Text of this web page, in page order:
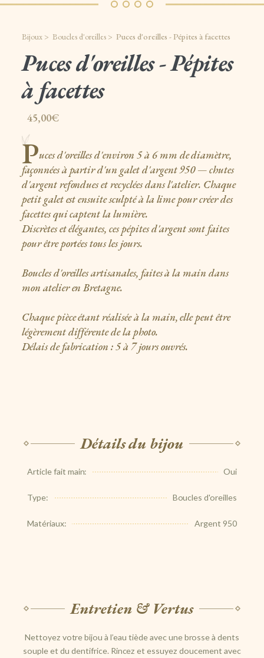
Bijoux > Boucles d'oreilles > Puces d'oreilles - Pépites à facettes
Puces d'oreilles - Pépites
à facettes
45,00€
Puces d'oreilles d'environ 5 à 6 mm de diamètre,
façonnées à partir d'un galet d'argent 950 — chutes
d'argent refondues et recyclées dans l'atelier. Chaque
petit galet est ensuite sculpté à la lime pour créer des
facettes qui captent la lumière.
Discrètes et élégantes, ces pépites d'argent sont faites
pour être portées tous les jours.
Boucles d'oreilles artisanales, faites à la main dans
mon atelier en Bretagne.
Chaque pièce étant réalisée à la main, elle peut être
légèrement différente de la photo.
Délais de fabrication : 5 à 7 jours ouvrés.
Détails du bijou
Article fait main: Oui
Type: Boucles d'oreilles
Matériaux: Argent 950
Entretien & Vertus
Nettoyez votre bijou à l’eau tiède avec une brosse à dents
souple et du dentifrice. Rincez et essuyez doucement avec